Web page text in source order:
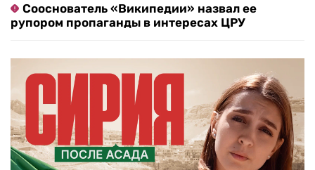
Сооснователь «Википедии» назвал ее
рупором пропаганды в интересах ЦРУ